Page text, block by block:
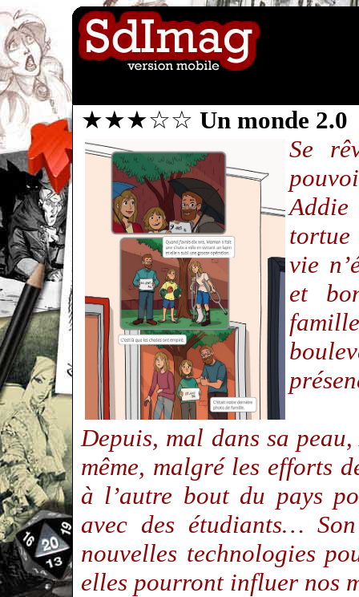
★★★☆☆ Un monde 2.0
Se
vie
et
Depuis, mal dans sa
même, malgré les efforts
à l’autre bout du pays
avec des étudiants…
nouvelles technologies
elles pourront influer nos